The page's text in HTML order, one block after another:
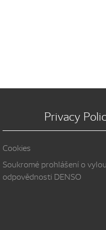
Privacy
Cookies
Soukromé prohlášení o
odpovědnosti DENSO